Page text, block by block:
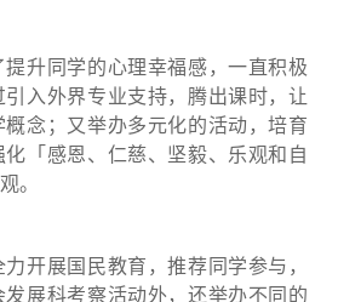
升同学的心理幸福感，一直积极
入外界专业支持，腾出课时，让
念；又举办多元化的活动，培育
「感恩、仁慈、坚毅、乐观和自
。
展国民教育，推荐同学参与，
展科考察活动外，还举办不同的